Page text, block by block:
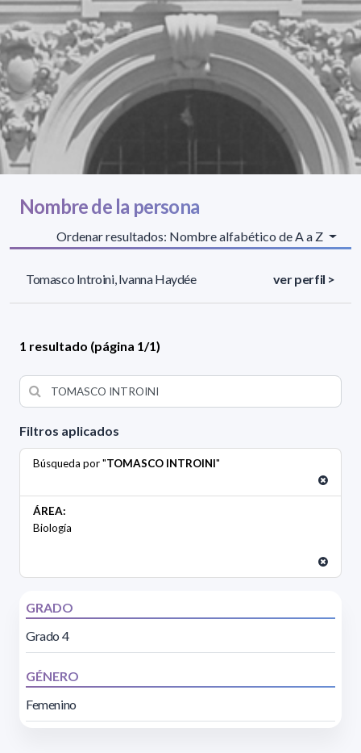
Filtros aplicados
Búsqueda por "TOMASCO INTROINI"
ÁREA:
Biología
GRADO
Grado 4
GÉNERO
Femenino
Nombre de la persona
Ordenar resultados: Nombre alfabético de A a Z
Tomasco Introini, Ivanna Haydée ver perfil >
1 resultado (página 1/1)